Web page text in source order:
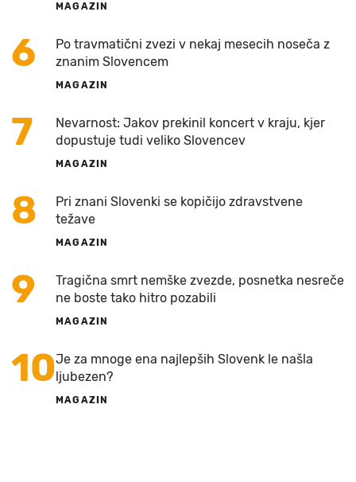
MAGAZIN
6
Po travmatični zvezi v nekaj mesecih noseča z
znanim Slovencem
MAGAZIN
7
Nevarnost: Jakov prekinil koncert v kraju, kjer
dopustuje tudi veliko Slovencev
MAGAZIN
8
Pri znani Slovenki se kopičijo zdravstvene
težave
MAGAZIN
9
Tragična smrt nemške zvezde, posnetka nesreče
ne boste tako hitro pozabili
MAGAZIN
10Je za mnoge ena najlepših Slovenk le našla
ljubezen?
MAGAZIN